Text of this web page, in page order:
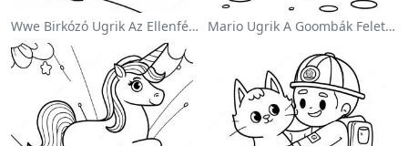
Wwe Birkózó Ugrik Az Ellenfélre Színezőlap Mario Ugrik A Goombák Felett Színezőlap